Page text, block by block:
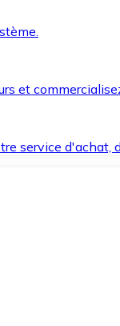
et
service d'achat,